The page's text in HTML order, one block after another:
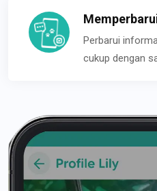
Perbarui
cukup dengan